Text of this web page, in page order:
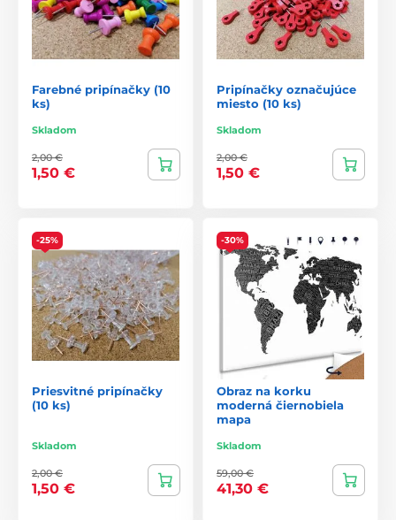
Farebné pripínačky (10
ks)
Skladom
2,00 €
1,50 €
Pripínačky označujúce
miesto (10 ks)
Skladom
2,00 €
1,50 €
-25%
Priesvitné pripínačky
(10 ks)
Skladom
2,00 €
1,50 €
-30%
Obraz na korku
moderná čiernobiela
mapa
Skladom
59,00 €
41,30 €